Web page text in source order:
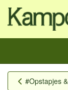
#Opstapjes